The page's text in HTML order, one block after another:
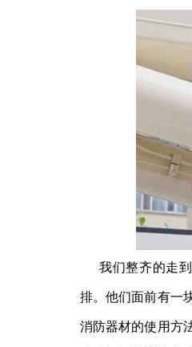
我们整齐的走
排。他们面前有一
消防器材的使用方